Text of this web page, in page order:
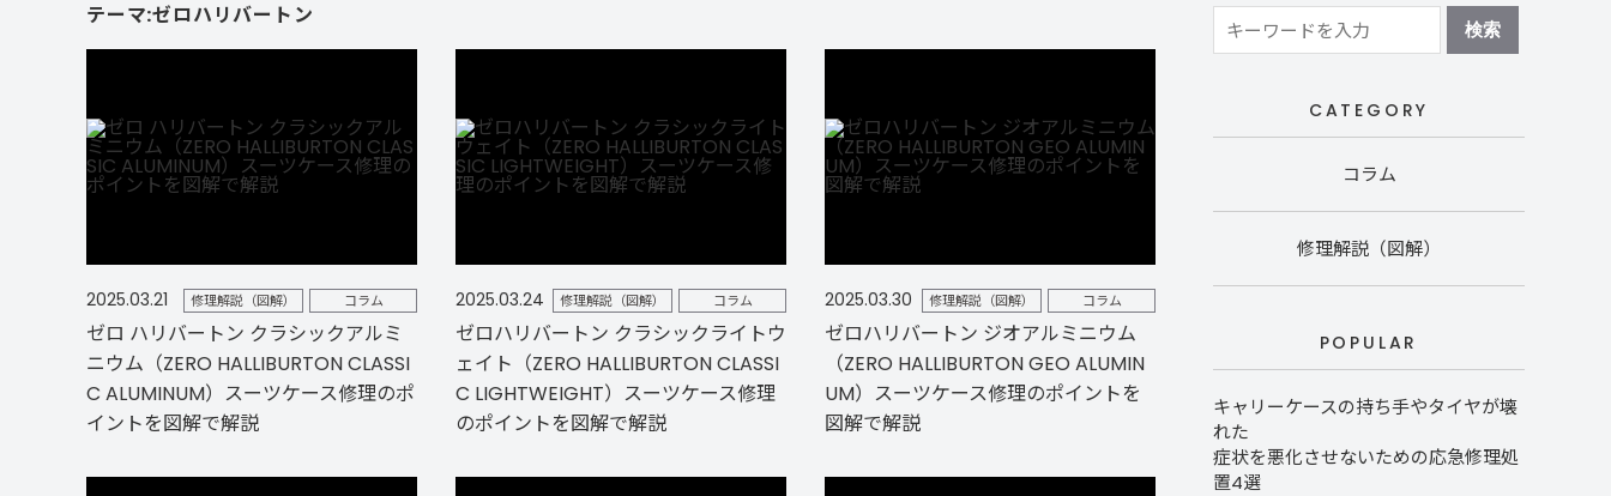
テーマ:ゼロハリバートン
2025.03.21 コラム
修理解説（図解）
ゼロ ハリバートン クラシックアルミ
ニウム（ZERO HALLIBURTON CLASSI
C ALUMINUM）スーツケース修理のポ
イントを図解で解説
2025.03.24 コラム
修理解説（図解）
ゼロハリバートン クラシックライトウ
ェイト（ZERO HALLIBURTON CLASSI
C LIGHTWEIGHT）スーツケース修理
のポイントを図解で解説
2025.03.30 コラム
修理解説（図解）
ゼロハリバートン ジオアルミニウム
（ZERO HALLIBURTON GEO ALUMIN
UM）スーツケース修理のポイントを
図解で解説
CATEGORY
コラム
修理解説（図解）
POPULAR
キャリーケースの持ち手やタイヤが壊
れた
症状を悪化させないための応急修理処
置4選